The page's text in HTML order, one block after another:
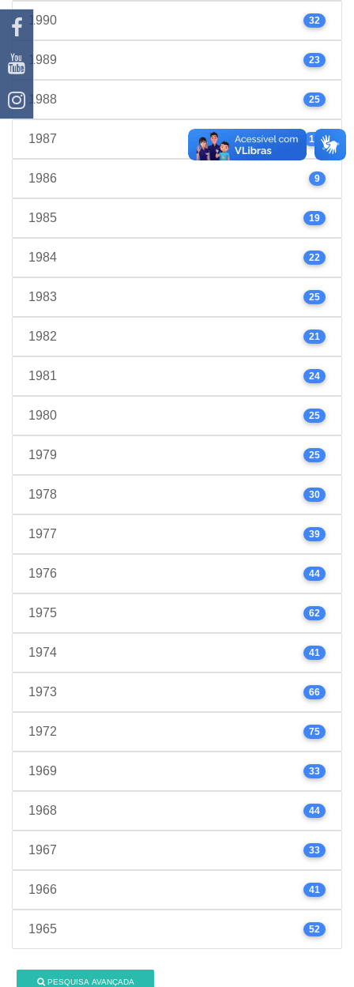
1990 32
1989 23
1988 25
1987 17
1986 9
1985 19
1984 22
1983 25
1982 21
1981 24
1980 25
1979 25
1978 30
1977 39
1976 44
1975 62
1974 41
1973 66
1972 75
1969 33
1968 44
1967 33
1966 41
1965 52
PESQUISA AVANÇADA